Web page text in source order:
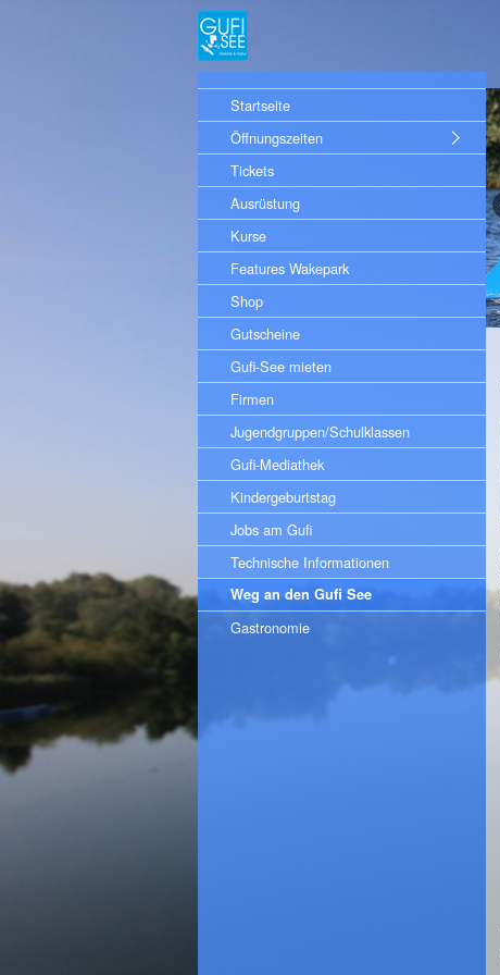
Startseite
Öffnungszeiten
Tickets
Ausrüstung
Kurse
Features Wakepark
Shop
Gutscheine
Gufi-See mieten
Firmen
Jugendgruppen/Schulklassen
Gufi-Mediathek
Kindergeburtstag
Jobs am Gufi
Technische Informationen
Weg an den Gufi See
Gastronomie